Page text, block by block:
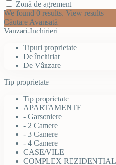
Zonă de agrement
We found 0 results. View results
Căutare Avansată
Vanzari-Inchirieri
Tipuri proprietate
De închiriat
De Vânzare
Tip proprietate
Tip proprietate
APARTAMENTE
- Garsoniere
- 2 Camere
- 3 Camere
- 4 Camere
CASE/VILE
COMPLEX REZIDENTIAL